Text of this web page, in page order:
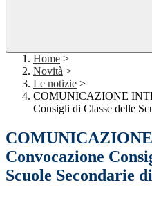
Home >
Novità >
Le notizie >
COMUNICAZIONE
Consigli di Classe delle
Convocazione
Scuole Secondarie